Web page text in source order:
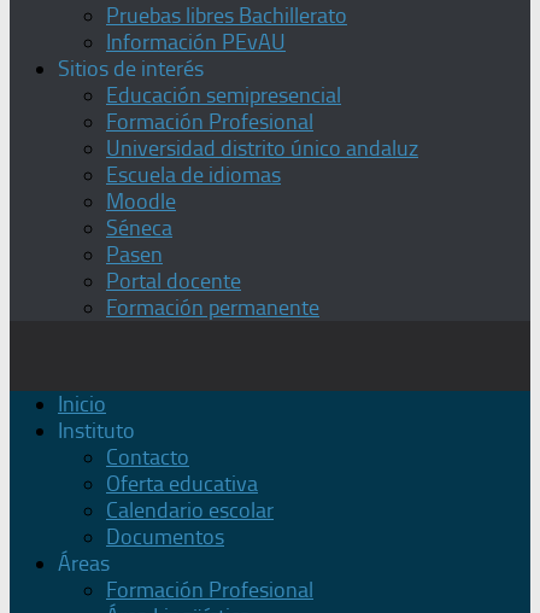
Pruebas libres Bachillerato
Información PEvAU
Sitios de interés
Educación semipresencial
Formación Profesional
Universidad distrito único andaluz
Escuela de idiomas
Moodle
Séneca
Pasen
Portal docente
Formación permanente
Inicio
Instituto
Contacto
Oferta educativa
Calendario escolar
Documentos
Áreas
Formación Profesional